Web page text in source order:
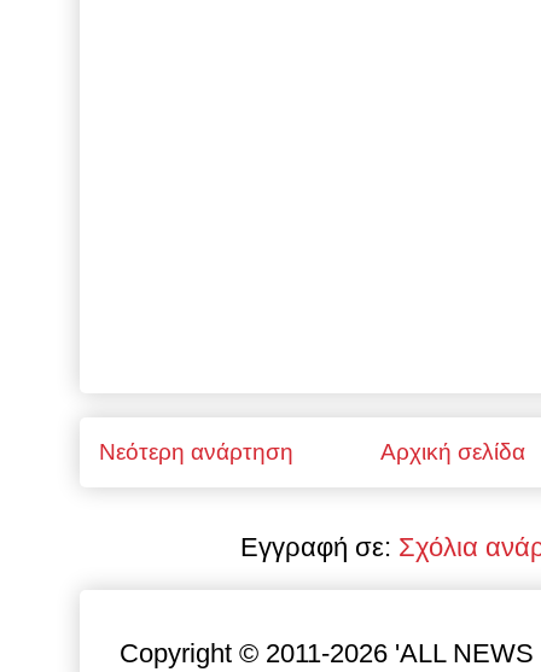
Νεότερη ανάρτηση Αρχική σελίδα
Εγγραφή σε: Σχόλια
Copyright © 2011-2026 'ALL